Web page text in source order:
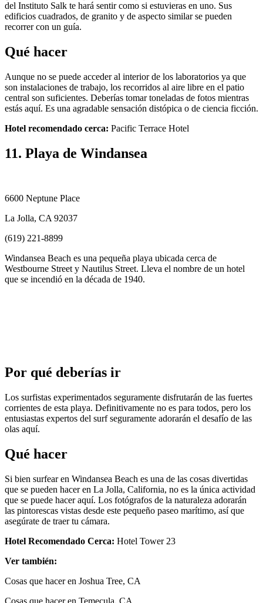
del Instituto Salk te hará sentir como si estuvieras en uno. Sus
edificios cuadrados, de granito y de aspecto similar se pueden
recorrer con un guía.
Qué hacer
Aunque no se puede acceder al interior de los laboratorios ya que
son instalaciones de trabajo, los recorridos al aire libre en el patio
central son suficientes. Deberías tomar toneladas de fotos mientras
estás aquí. Es una agradable sensación distópica o de ciencia ficción.
Hotel recomendado cerca: Pacific Terrace Hotel
11. Playa de Windansea
6600 Neptune Place
La Jolla, CA 92037
(619) 221-8899
Windansea Beach es una pequeña playa ubicada cerca de
Westbourne Street y Nautilus Street. Lleva el nombre de un hotel
que se incendió en la década de 1940.
Por qué deberías ir
Los surfistas experimentados seguramente disfrutarán de las fuertes
corrientes de esta playa. Definitivamente no es para todos, pero los
entusiastas expertos del surf seguramente adorarán el desafío de las
olas aquí.
Qué hacer
Si bien surfear en Windansea Beach es una de las cosas divertidas
que se pueden hacer en La Jolla, California, no es la única actividad
que se puede hacer aquí. Los fotógrafos de la naturaleza adorarán
las pintorescas vistas desde este pequeño paseo marítimo, así que
asegúrate de traer tu cámara.
Hotel Recomendado Cerca: Hotel Tower 23
Ver también:
Cosas que hacer en Joshua Tree, CA
Cosas que hacer en Temecula, CA